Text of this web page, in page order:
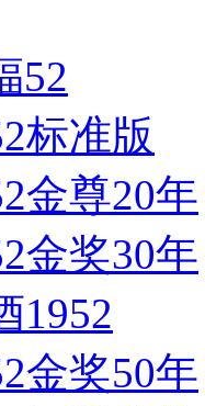
52
标准版
金尊20年
金奖30年
1952
金奖50年